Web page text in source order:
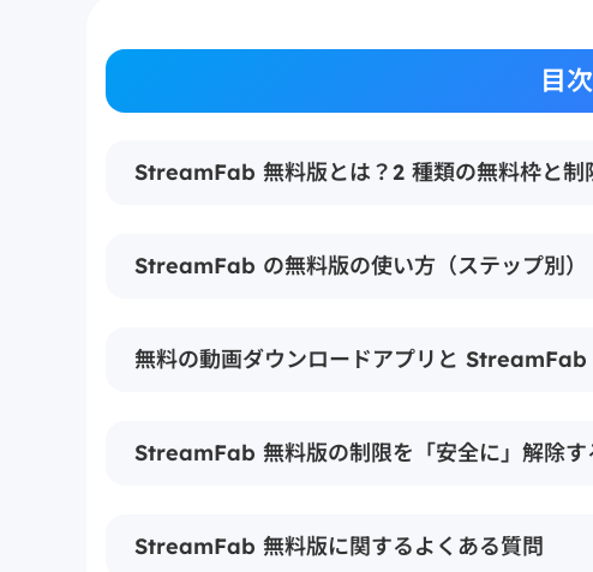
目次
StreamFab 無料版とは？2 種類の無料枠と制
StreamFab の無料版の使い方（ステップ別）
無料の動画ダウンロードアプリと StreamFab
StreamFab 無料版の制限を「安全に」解除す
StreamFab 無料版に関するよくある質問